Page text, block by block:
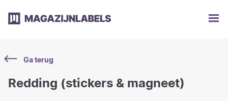
Ga terug
Redding (stickers & magneet)